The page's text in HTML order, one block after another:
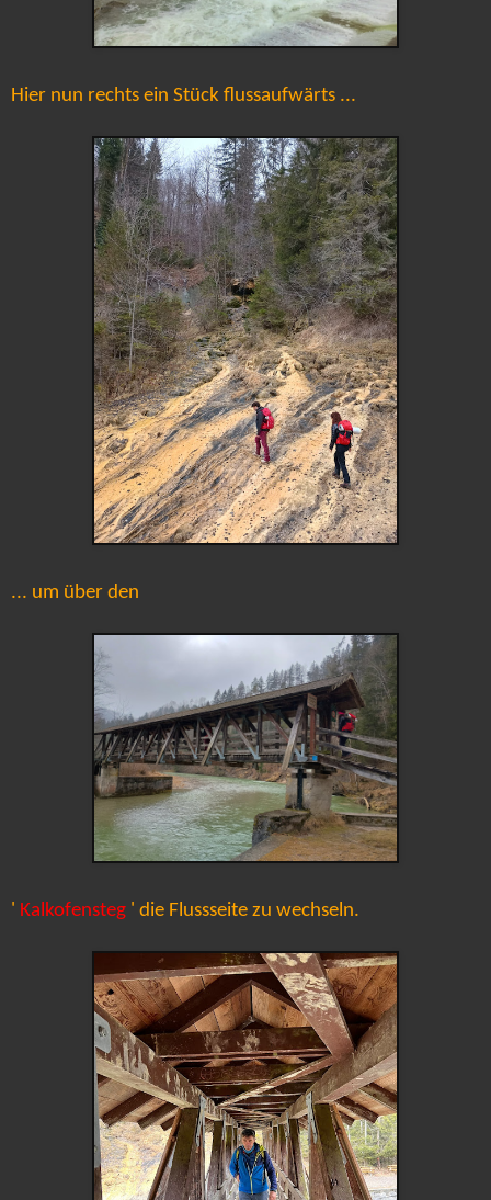
Hier nun rechts ein Stück flussaufwärts ...
... um über den
' Kalkofensteg ' die Flussseite zu wechseln.